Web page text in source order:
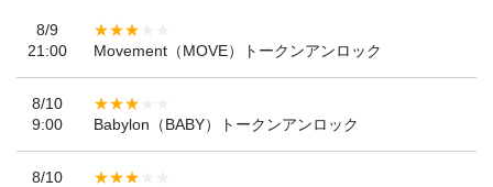
8/9
21:00
Movement（MOVE）トークンアンロック
8/10
9:00
Babylon（BABY）トークンアンロック
8/10